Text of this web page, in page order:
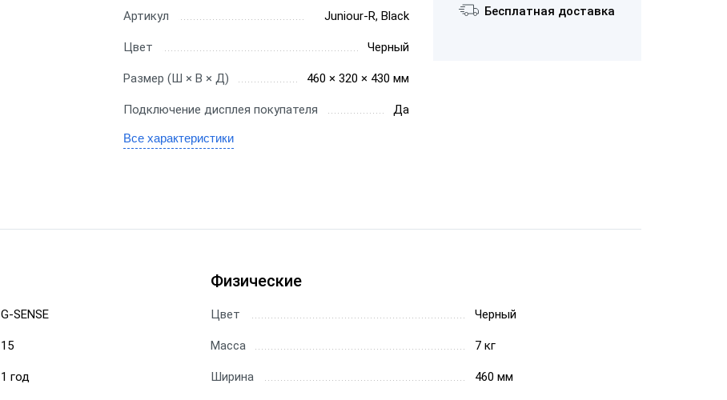
Wintec
Артикул Juniour-R, Black
Цвет Черный
Размер (Ш × В × Д) 460 × 320 × 430 мм
Подключение дисплея покупателя Да
Все характеристики
Бесплатная доставка
G-SENSE
15
1 год
Физические
Цвет Черный
Масса 7 кг
Ширина 460 мм